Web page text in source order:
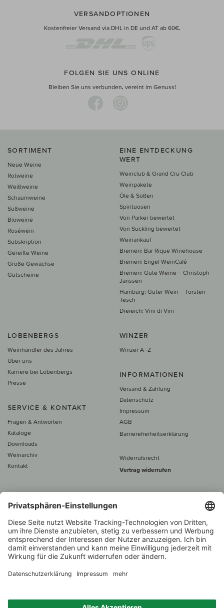
VERSANDOPTIONEN
Kostenfreier Versand via DHL in DE und AT ab 60€.
FOLGEN SIE UNS ONLINE
Bleiben Sie uns verbunden, vereint im Genuss!
SORTIMENT
Neue Weine
Rotweine
Weißweine
Schaumweine
Süßweine
Bioweine
Roséwein
Subskription
Gereifte Weine
Große Gewächse
Gutscheine
EINE ENTDECKUNG
WERT
Weinclub & Grand Cru Club
Weinpakete
Öle & Soßen
Spirituosen
Von Parker bewertet
Von Suckling bewertet
Weinankauf
Bremen: Bar Rique Winehouse
Bremen: Engel WeinCafé
Bremen: Gute Weine – Christoph
Janssen
Hamburg: Guter Wein – Torsten
Tesch
Dreieich: Vini di Vini
LOBENBERGS
Weinhändler des Jahres
Über uns
Karriere bei Lobenbergs
Presse
SERVICE & KONTAKT
Fragen & Antworten
Kataloge
Downloads
Weinarchiv
Kontakt
WINZER
Winzer A–Z
INFORMATIONEN
Versand & Zahlung
Datenschutz
Impressum
AGB
Barrierefreiheitserklärung
Widerrufsrecht
Vertrag widerrufen
Alle Preise inkl. MwSt., zzgl. 5 €
60 € versand­kosten­
Beratung unter
1.000 Winzer –
Weinhändler